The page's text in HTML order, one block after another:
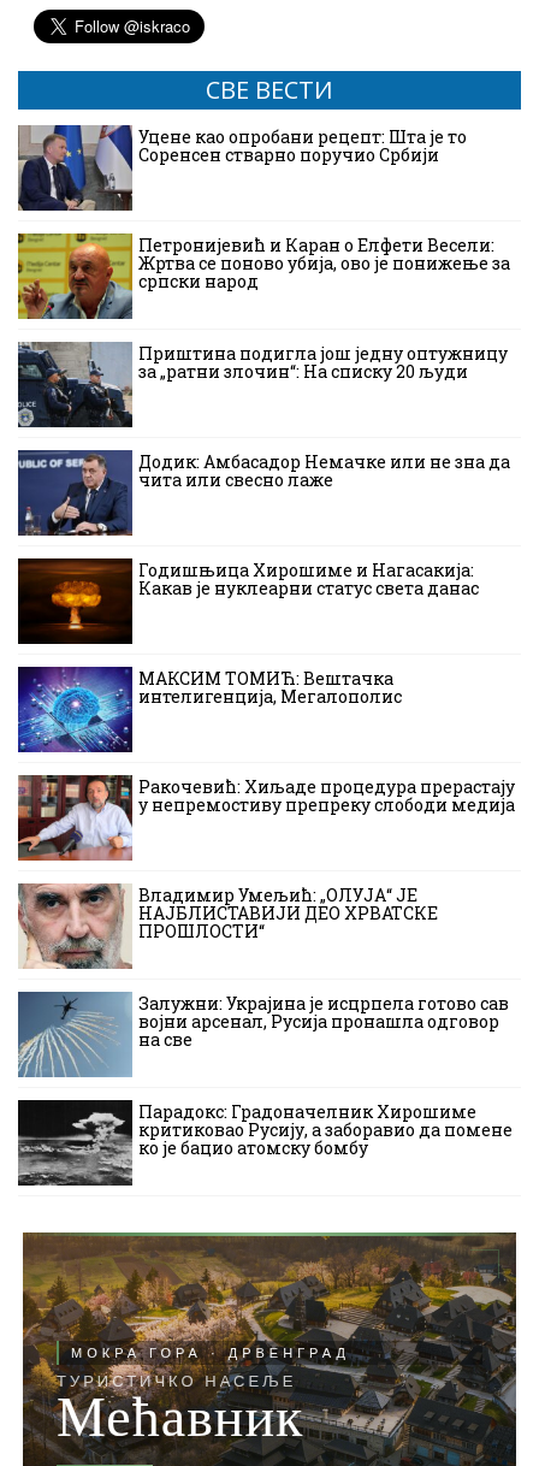
СВЕ ВЕСТИ
Уцене као опробани рецепт: Шта је то
Соренсен стварно поручио Србији
Петронијевић и Каран о Елфети Весели:
Жртва се поново убија, ово је понижење за
српски народ
Приштина подигла још једну оптужницу
за „ратни злочин“: На списку 20 људи
Додик: Амбасадор Немачке или не зна да
чита или свесно лаже
Годишњица Хирошиме и Нагасакија:
Какав је нуклеарни статус света данас
МАКСИМ ТОМИЋ: Вештачка
интелигенција, Мегалополис
Ракочевић: Хиљаде процедура прерастају
у непремостиву препреку слободи медија
Владимир Умељић: „ОЛУЈА“ ЈЕ
НАЈБЛИСТАВИЈИ ДЕО ХРВАТСКЕ
ПРОШЛОСТИ“
Залужни: Украјина је исцрпела готово сав
војни арсенал, Русија пронашла одговор
на све
Парадокс: Градоначелник Хирошиме
критиковао Русију, а заборавио да помене
ко је бацио атомску бомбу